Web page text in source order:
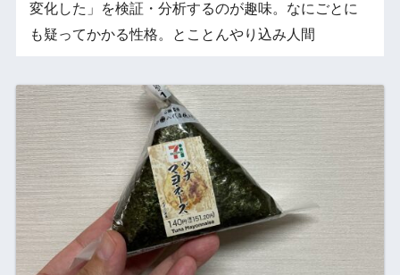
変化した」を検証・分析するのが趣味。なにごとに
も疑ってかかる性格。とことんやり込み人間